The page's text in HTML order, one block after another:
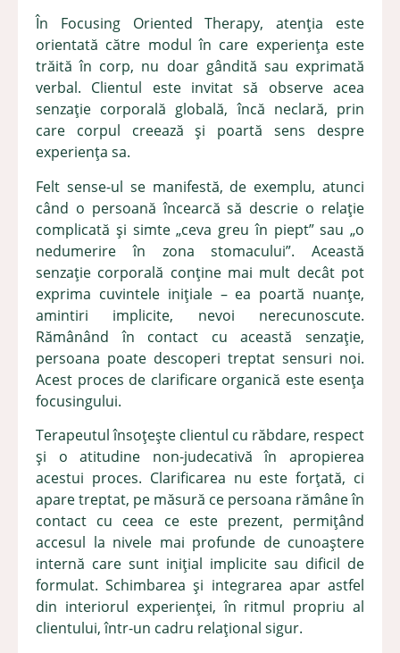
În Focusing Oriented Therapy, atenția este
orientată către modul în care experiența este
trăită în corp, nu doar gândită sau exprimată
verbal. Clientul este invitat să observe acea
senzație corporală globală, încă neclară, prin
care corpul creează și poartă sens despre
experiența sa.
Felt sense-ul se manifestă, de exemplu, atunci
când o persoană încearcă să descrie o relație
complicată și simte „ceva greu în piept” sau „o
nedumerire în zona stomacului”. Această
senzație corporală conține mai mult decât pot
exprima cuvintele inițiale – ea poartă nuanțe,
amintiri implicite, nevoi nerecunoscute.
Rămânând în contact cu această senzație,
persoana poate descoperi treptat sensuri noi.
Acest proces de clarificare organică este esența
focusingului.
Terapeutul însoțește clientul cu răbdare, respect
și o atitudine non-judecativă în apropierea
acestui proces. Clarificarea nu este forțată, ci
apare treptat, pe măsură ce persoana rămâne în
contact cu ceea ce este prezent, permițând
accesul la nivele mai profunde de cunoaștere
internă care sunt inițial implicite sau dificil de
formulat. Schimbarea și integrarea apar astfel
din interiorul experienței, în ritmul propriu al
clientului, într-un cadru relațional sigur.